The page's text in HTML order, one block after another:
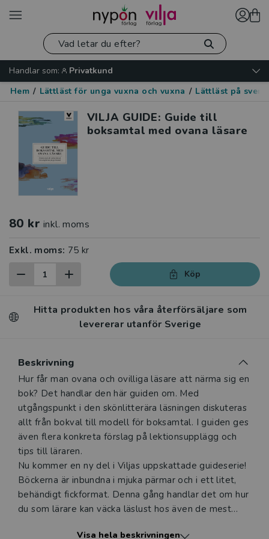
Handlar som:
Privatkund
Hem / Lättläst för unga vuxna och vuxna / Lättläst på
VILJA GUIDE: Guide till
boksamtal med ovana läsare
80 kr inkl. moms
Exkl. moms: 75 kr
Köp
Hitta produkten hos våra återförsäljare som
levererar utanför Sverige
Beskrivning
Beskrivning
Hur får man ovana och ovilliga läsare att närma sig en
bok? Det handlar den här guiden om. Med
utgångspunkt i den skönlitterära läsningen diskuteras
allt från bokval till modell för boksamtal. I guiden ges
även flera konkreta förslag på lektionsupplägg och
tips till läraren.
Nu kommer en ny del i Viljas uppskattade guideserie!
Böckerna är inbundna i mjuka pärmar och i ett litet,
behändigt fickformat. Denna gång handlar det om hur
du som lärare kan väcka läslust hos även de mest
Visa hela beskrivningen